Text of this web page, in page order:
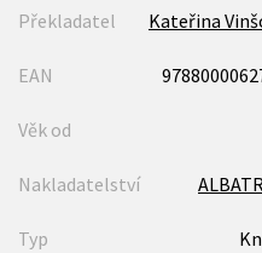
Překladatel Kateřina
EAN
Věk od
Nakladatelství
Typ